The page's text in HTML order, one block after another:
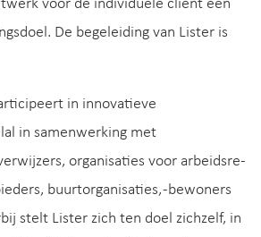
voor de individuele cliënt een
De begeleiding van Lister is
in innovatieve
in samenwerking met
organisaties voor arbeidsre-
buurtorganisaties, -bewoners
stelt Lister zich ten doel zichzelf, in